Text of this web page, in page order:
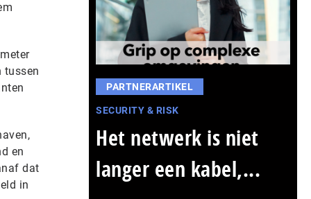
tussen
en
dat
in
PARTNERARTIKEL
SECURITY & RISK
Het netwerk is niet
langer een kabel,...